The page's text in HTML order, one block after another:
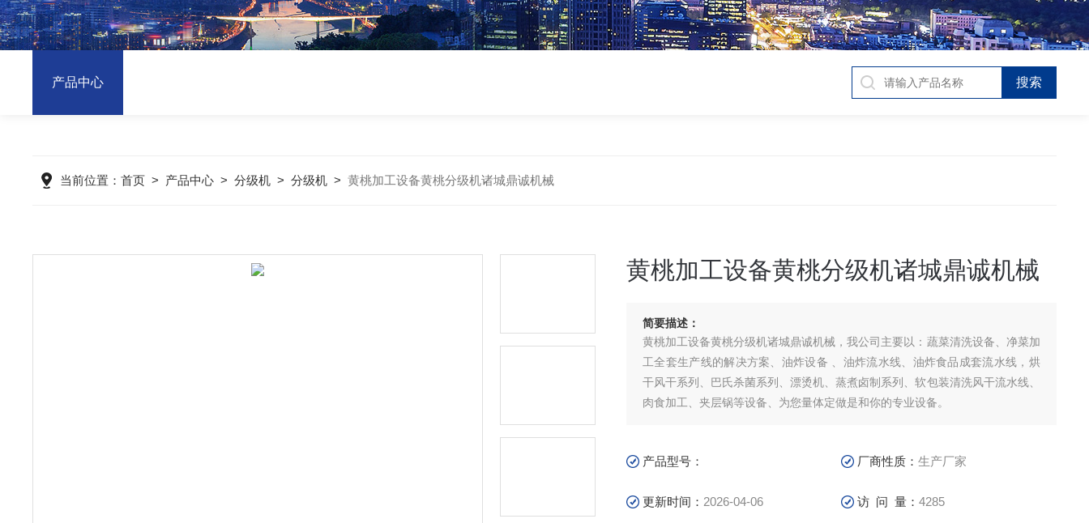
产品中心
当前位置：首页 > 产品中心 >分级机 >分级机 >黄桃加工设备黄桃分级机诸城鼎诚机械
黄桃加工设备黄桃分级机诸城鼎诚机械
简要描述：
黄桃加工设备黄桃分级机诸城鼎诚机械，我公司主要以：蔬菜清洗设备、净菜加
工全套生产线的解决方案、油炸设备 、油炸流水线、油炸食品成套流水线，烘
干风干系列、巴氏杀菌系列、漂烫机、蒸煮卤制系列、软包装清洗风干流水线、
肉食加工、夹层锅等设备、为您量体定做是和你的专业设备。
产品型号： 厂商性质：生产厂家
更新时间： 2026-04-06 访 问 量：4285